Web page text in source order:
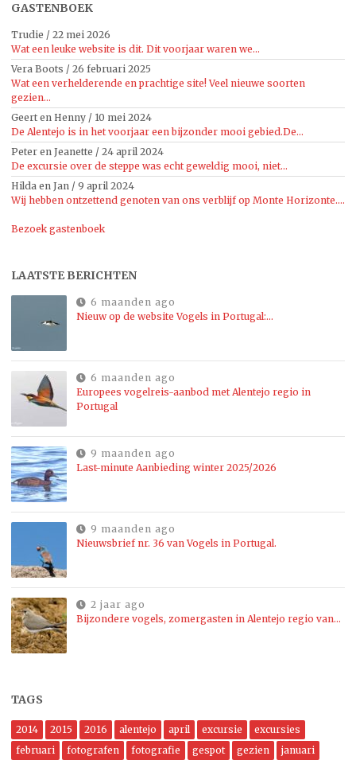
GASTENBOEK
Trudie / 22 mei 2026
Wat een leuke website is dit. Dit voorjaar waren we...
Vera Boots / 26 februari 2025
Wat een verhelderende en prachtige site! Veel nieuwe soorten
gezien...
Geert en Henny / 10 mei 2024
De Alentejo is in het voorjaar een bijzonder mooi gebied.De...
Peter en Jeanette / 24 april 2024
De excursie over de steppe was echt geweldig mooi, niet...
Hilda en Jan / 9 april 2024
Wij hebben ontzettend genoten van ons verblijf op Monte Horizonte....
Bezoek gastenboek
LAATSTE BERICHTEN
6 maanden ago
Nieuw op de website Vogels in Portugal:…
6 maanden ago
Europees vogelreis-aanbod met Alentejo regio in
Portugal
9 maanden ago
Last-minute Aanbieding winter 2025/2026
9 maanden ago
Nieuwsbrief nr. 36 van Vogels in Portugal.
2 jaar ago
Bijzondere vogels, zomergasten in Alentejo regio van…
TAGS
2014 2015 2016 alentejo april excursie
excursies
februari
fotografen fotografie gespot gezien
januari